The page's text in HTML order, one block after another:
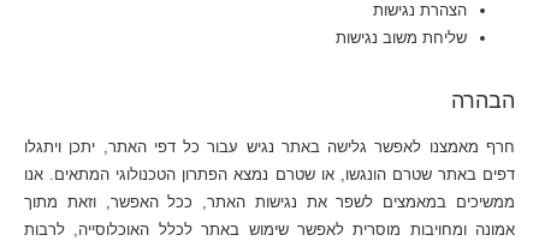
הצהרת נגישות
שליחת משוב נגישות
הבהרה
חרף מאמצנו לאפשר גלישה באתר נגיש עבור כל דפי האתר, יתכן ויתגלו
דפים באתר שטרם הונגשו, או שטרם נמצא הפתרון הטכנולוגי המתאים. אנו
ממשיכים במאמצים לשפר את נגישות האתר, ככל האפשר, וזאת מתוך
אמונה ומחויבות מוסרית לאפשר שימוש באתר לכלל האוכלוסייה, לרבות